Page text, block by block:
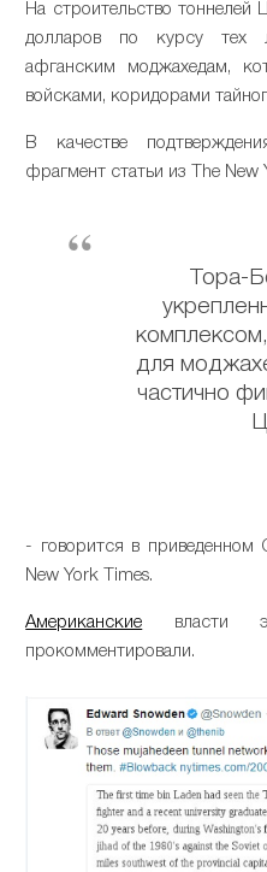
На строительство
долларов по курсу тех
афганским моджахедам,
войсками, коридорами
В качестве
фрагмент статьи из The New
Тора-
для
частично
- говорится в приведенном
New York Times.
Американские власти
прокомментировали.